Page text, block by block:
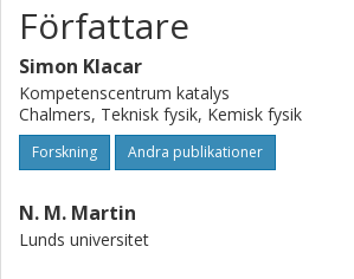
Författare
Simon Klacar
Kompetenscentrum katalys
Chalmers, Teknisk fysik, Kemisk fysik
Forskning Andra publikationer
N. M. Martin
Lunds universitet